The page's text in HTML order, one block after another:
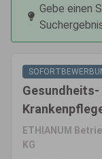
Gebe einen
Gesundheits-
ETHIANUM
KG